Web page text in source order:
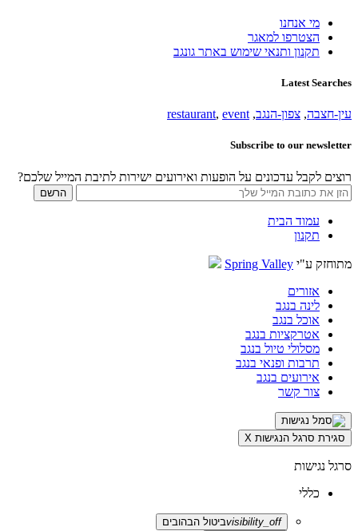
מי אנחנו
הצטרפו למאגר
תקנון ותנאי שימוש באתר גונגב
Latest Searches
עין-חצבה, צפון-הנגב,
restaurant, event
Subscribe to our newsletter
רוצים לקבל עדכונים על הופעות ואירועים ישירות לתיבת המייל שלכם?
עמוד הבית
תקנון
מתוחזק ע"י Spring Valley
אזורים
לינה בנגב
אוכל בנגב
אטרקציות בנגב
מסלולי טיול בנגב
תרבות ופנאי בנגב
אירועים בנגב
צור קשר
סגירת סרגל הנגישות X
סרגל נגישות
כללי
visibility_offביטול הבהובים